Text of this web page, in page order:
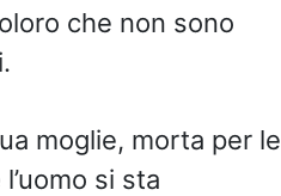
che non sono
moglie, morta per le
si sta